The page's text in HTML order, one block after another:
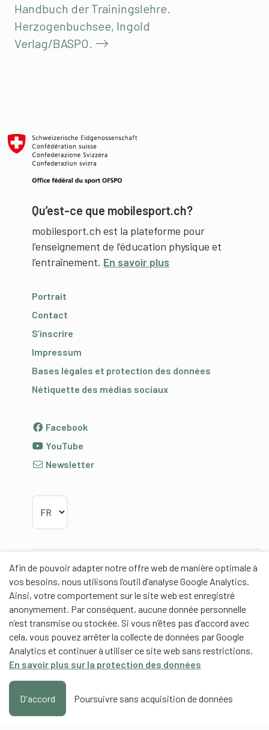
Afin de pouvoir adapter notre offre web de manière optimale à
vos besoins, nous utilisons l’outil d’analyse Google Analytics.
Ainsi, votre comportement sur le site web est enregistré
anonymement. Par conséquent, aucune donnée personnelle
n’est transmise ou stockée. Si vous n’êtes pas d’accord avec
cela, vous pouvez arrêter la collecte de données par Google
Analytics et continuer à utiliser ce site web sans restrictions.
En savoir plus sur la protection des données
D'accord Poursuivre sans acquisition de données
Handbuch der Trainingslehre.
Herzogenbuchsee, Ingold
Verlag/BASPO.
Qu’est-ce que mobilesport.ch?
mobilesport.ch est la plateforme pour
l’enseignement de l’éducation physique et
l’entraînement. En savoir plus
Portrait
Contact
S’inscrire
Impressum
Bases légales et protection des données
Nétiquette des médias sociaux
Facebook
YouTube
Newsletter
Partenaires
Partenaires de contenus
Haute école fédérale de sport de Macolin HEFSM